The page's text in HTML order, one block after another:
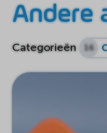
Andere
Categorieën 16